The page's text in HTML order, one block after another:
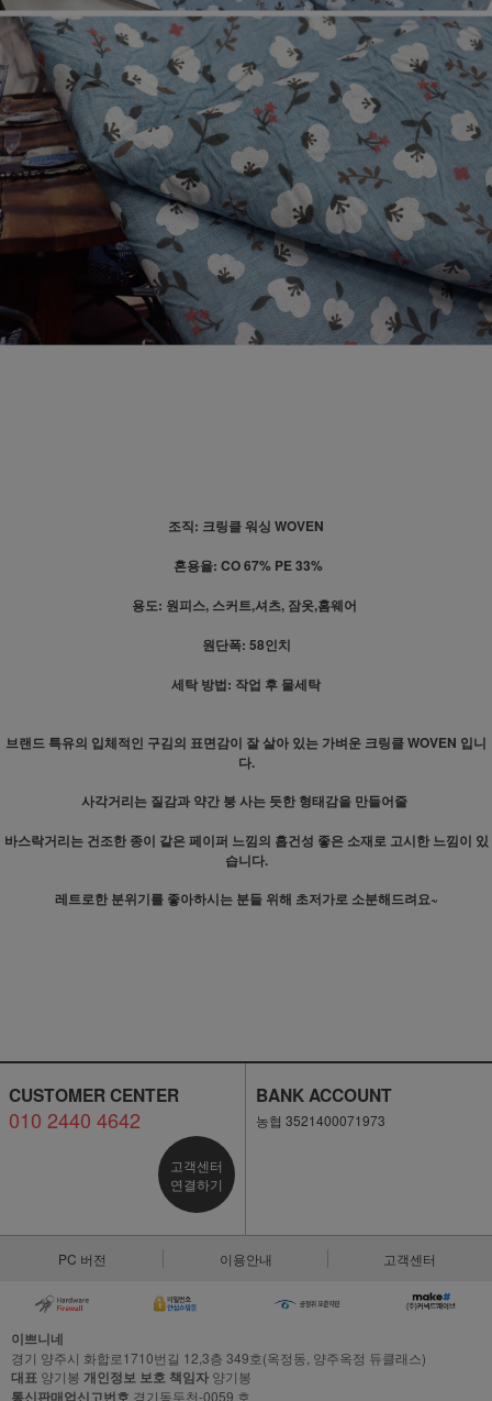
조직: 크링클 워싱 WOVEN
혼용율: CO 67% PE 33%
용도: 원피스, 스커트,셔츠, 잠옷,홈웨어
원단폭: 58인치
세탁 방법: 작업 후 물세탁
브랜드 특유의 입체적인 구김의 표면감이 잘 살아 있는 가벼운 크링클 WOVEN 입니
다.
사각거리는 질감과 약간 붕 사는 듯한 형태감을 만들어줄
바스락거리는 건조한 종이 같은 페이퍼 느낌의 흡건성 좋은 소재로 고시한 느낌이 있
습니다.
레트로한 분위기를 좋아하시는 분들 위해 초저가로 소분해드려요~
CUSTOMER CENTER
010 2440 4642
고객센터
연결하기
BANK ACCOUNT
농협 3521400071973
PC 버전 이용안내 고객센터
이쁘니네
경기 양주시 화합로1710번길 12,3층 349호(옥정동, 양주옥정 듀클래스)
대표 양기봉 개인정보 보호 책임자 양기봉
통신판매업신고번호 경기동두천-0059 호